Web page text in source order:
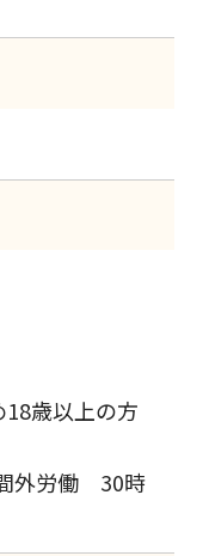
歳以上の方
外労働 30時